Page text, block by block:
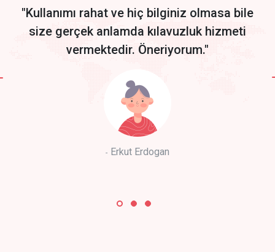
"Kullanımı rahat ve hiç bilginiz olmasa bile
size gerçek anlamda kılavuzluk hizmeti
vermektedir. Öneriyorum."
Erkut Erdogan